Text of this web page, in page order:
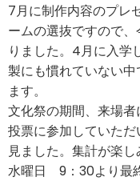
7月に制作内容のプレ
ームの選抜ですので
りました。4月に入学
製にも慣れていない
ます。
文化祭の期間、来場者
投票に参加していた
見ました。集計が楽
水曜日 9：30より最